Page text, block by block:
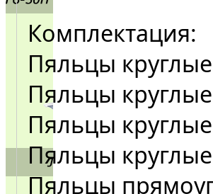
Комплектация:
Пяльцы
Пяльцы
Пяльцы
Пяльцы
Пяльцы